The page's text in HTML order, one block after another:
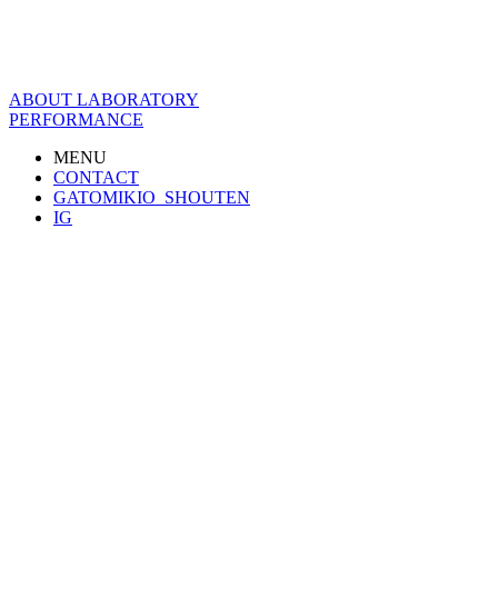
ABOUT LABORATORY
PERFORMANCE
MENU
CONTACT
GATOMIKIO_SHOUTEN
IG